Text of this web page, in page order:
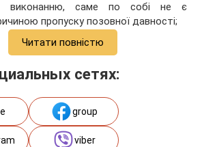
виконанню, саме по собі не є
пропуску позовної давності;
Читати повністю
сетях:
group
viber